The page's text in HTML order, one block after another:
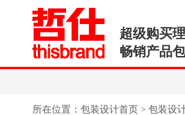
超级购买
畅销产品
所在位置： 包装设计首页> 包装设